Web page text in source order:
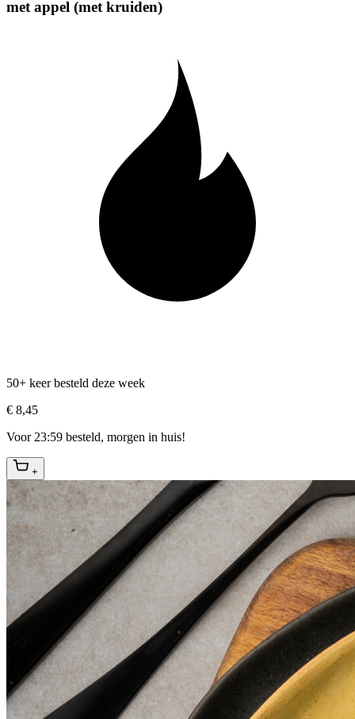
met appel (met kruiden)
50+ keer besteld deze week
€ 8,45
Voor 23:59 besteld, morgen in huis!
+